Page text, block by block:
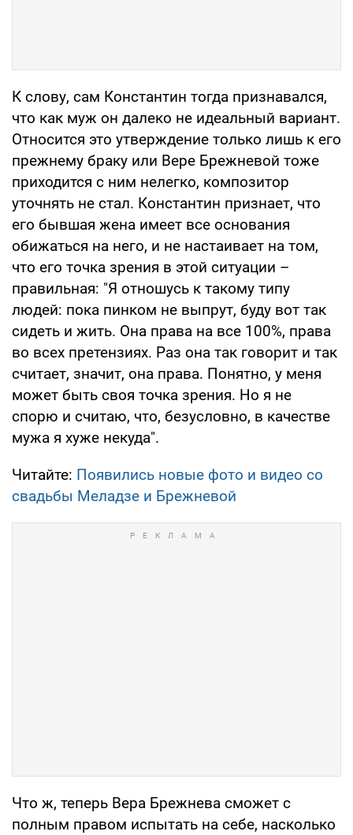
К слову, сам Константин тогда признавался,
что как муж он далеко не идеальный вариант.
Относится это утверждение только лишь к его
прежнему браку или Вере Брежневой тоже
приходится с ним нелегко, композитор
уточнять не стал. Константин признает, что
его бывшая жена имеет все основания
обижаться на него, и не настаивает на том,
что его точка зрения в этой ситуации –
правильная: "Я отношусь к такому типу
людей: пока пинком не выпрут, буду вот так
сидеть и жить. Она права на все 100%, права
во всех претензиях. Раз она так говорит и так
считает, значит, она права. Понятно, у меня
может быть своя точка зрения. Но я не
спорю и считаю, что, безусловно, в качестве
мужа я хуже некуда".
Читайте: Появились новые фото и видео со
свадьбы Меладзе и Брежневой
Что ж, теперь Вера Брежнева сможет с
полным правом испытать на себе, насколько